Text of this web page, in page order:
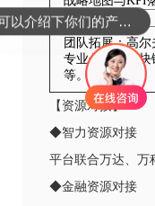
第二课堂
团队拓展：高
专业分享：区
等。
【资源对接】
◆智力资源对接
平台联合万达、万
◆金融资源对接
你们是怎么收费的呢